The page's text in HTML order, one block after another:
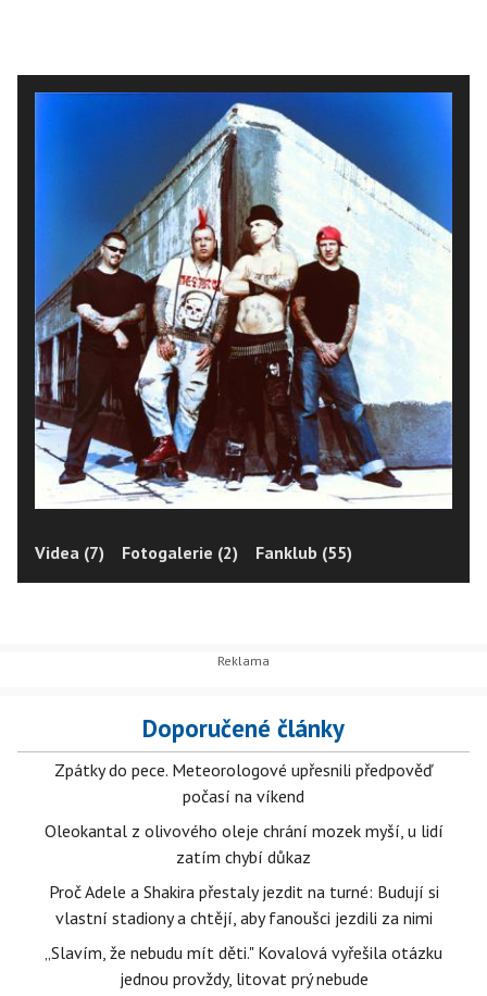
Videa (7) Fotogalerie (2) Fanklub (55)
Doporučené články
Zpátky do pece. Meteorologové upřesnili předpověď
počasí na víkend
Oleokantal z olivového oleje chrání mozek myší, u lidí
zatím chybí důkaz
Proč Adele a Shakira přestaly jezdit na turné: Budují si
vlastní stadiony a chtějí, aby fanoušci jezdili za nimi
„Slavím, že nebudu mít děti." Kovalová vyřešila otázku
jednou provždy, litovat prý nebude